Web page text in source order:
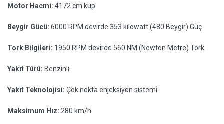
Motor Hacmi: 4172 cm küp
Beygir Gücü: 6000 RPM devirde 353 kilowatt (480 Beygir) Güç
Tork Bilgileri: 1950 RPM devirde 560 NM (Newton Metre) Tork
Yakıt Türü: Benzinli
Yakıt Teknolojisi: Çok nokta enjeksiyon sistemi
Maksimum Hız: 280 km/h